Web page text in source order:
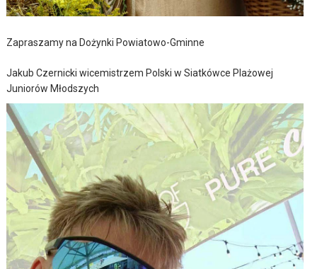
Zapraszamy na Dożynki Powiatowo-Gminne
Jakub Czernicki wicemistrzem Polski w Siatkówce Plażowej
Juniorów Młodszych